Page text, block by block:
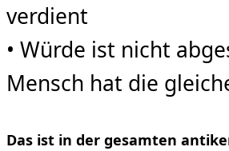
verdient
• Würde ist nicht
Mensch hat die
Das ist in der gesamten